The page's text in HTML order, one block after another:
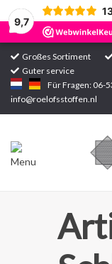
9,7
Großes Sortiment
Guter service
Für Fragen: 06-
info@roelofsstoffen.nl
Startseite
Sortiment